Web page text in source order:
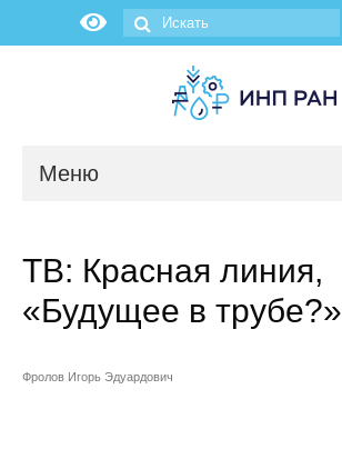
Меню
Об институте
ТВ: Красная линия,
«Будущее в трубе?»
Фролов Игорь Эдуардович